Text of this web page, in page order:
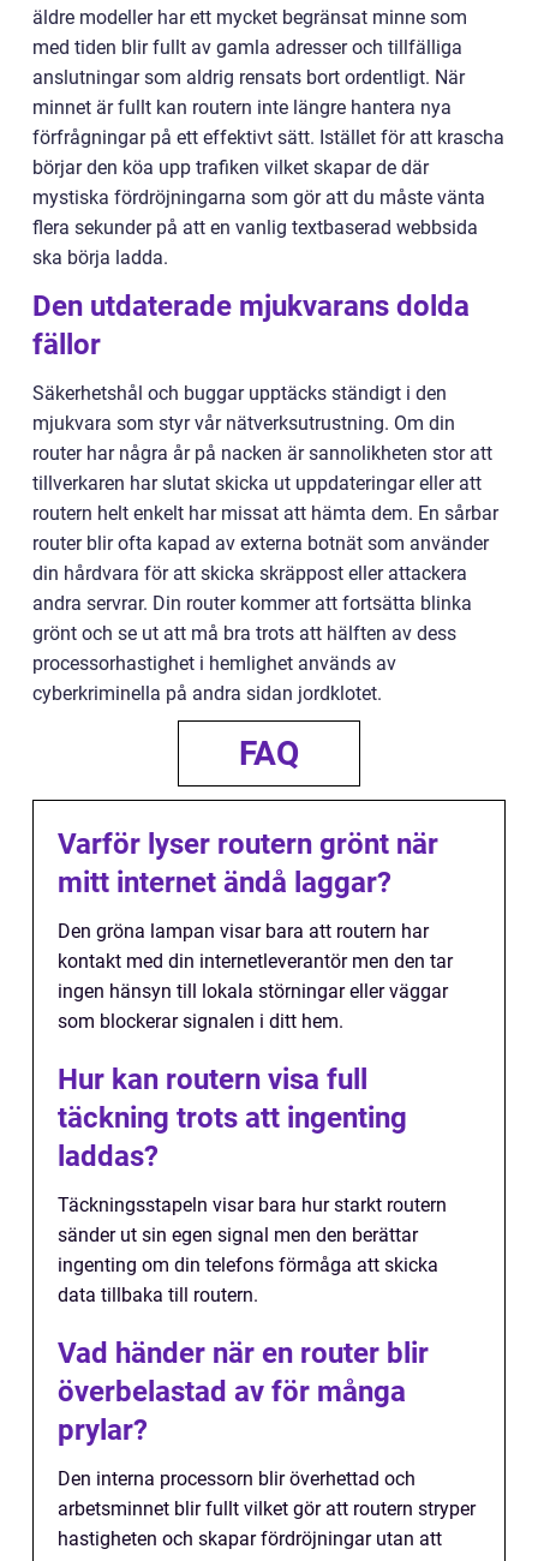
äldre modeller har ett mycket begränsat minne som
med tiden blir fullt av gamla adresser och tillfälliga
anslutningar som aldrig rensats bort ordentligt. När
minnet är fullt kan routern inte längre hantera nya
förfrågningar på ett effektivt sätt. Istället för att krascha
börjar den köa upp trafiken vilket skapar de där
mystiska fördröjningarna som gör att du måste vänta
flera sekunder på att en vanlig textbaserad webbsida
ska börja ladda.
Den utdaterade mjukvarans dolda
fällor
Säkerhetshål och buggar upptäcks ständigt i den
mjukvara som styr vår nätverksutrustning. Om din
router har några år på nacken är sannolikheten stor att
tillverkaren har slutat skicka ut uppdateringar eller att
routern helt enkelt har missat att hämta dem. En sårbar
router blir ofta kapad av externa botnät som använder
din hårdvara för att skicka skräppost eller attackera
andra servrar. Din router kommer att fortsätta blinka
grönt och se ut att må bra trots att hälften av dess
processorhastighet i hemlighet används av
cyberkriminella på andra sidan jordklotet.
FAQ
Varför lyser routern grönt när
mitt internet ändå laggar?
Den gröna lampan visar bara att routern har
kontakt med din internetleverantör men den tar
ingen hänsyn till lokala störningar eller väggar
som blockerar signalen i ditt hem.
Hur kan routern visa full
täckning trots att ingenting
laddas?
Täckningsstapeln visar bara hur starkt routern
sänder ut sin egen signal men den berättar
ingenting om din telefons förmåga att skicka
data tillbaka till routern.
Vad händer när en router blir
överbelastad av för många
prylar?
Den interna processorn blir överhettad och
arbetsminnet blir fullt vilket gör att routern stryper
hastigheten och skapar fördröjningar utan att